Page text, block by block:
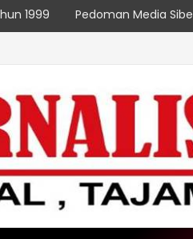
1999 Pedoman Media